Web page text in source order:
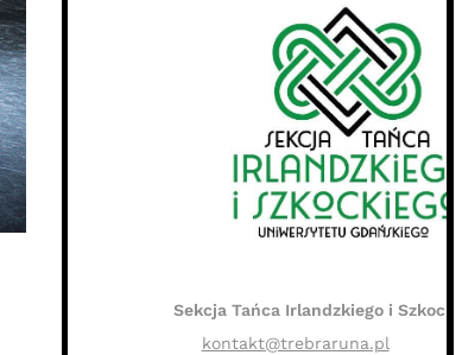
Sekcja Tańca Irlandzkiego i
kontakt@trebraruna.pl